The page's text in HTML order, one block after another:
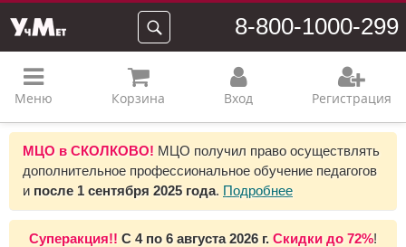
8-800-1000-299
Меню Корзина Вход Регистрация
МЦО в СКОЛКОВО! МЦО получил право осуществлять
дополнительное профессиональное обучение педагогов
и после 1 сентября 2025 года. Подробнее
Суперакция!! С 4 по 6 августа 2026 г. Скидки до 72%!